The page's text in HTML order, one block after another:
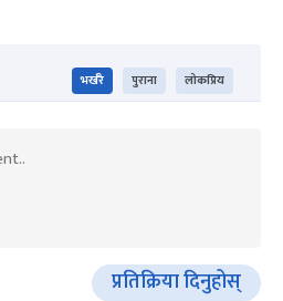
भर्खरै पुराना लोकप्रिय
प्रतिक्रिया दिनुहोस्